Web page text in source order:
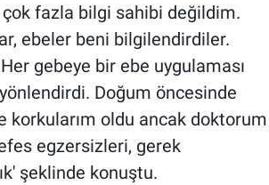
çok fazla bilgi sahibi değildim.
ebeler beni bilgilendirdiler.
gebeye bir ebe uygulaması
Doğum öncesinde
korkularım oldu ancak doktorum
egzersizleri, gerek
şeklinde konuştu.